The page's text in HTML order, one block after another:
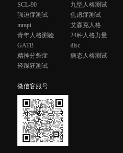
SCL-90
九型人格测试
强迫症测试
焦虑症测试
mmpi
艾森克人格
青年人格测验
24种人格力量
GATB
disc
精神分裂症
病态人格测试
轻躁狂测试
微信客服号